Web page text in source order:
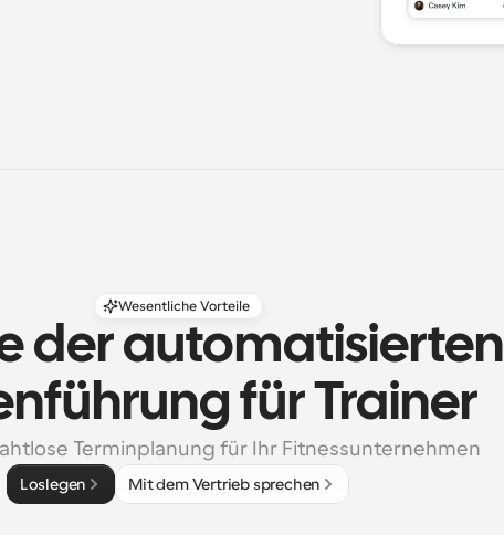
Wesentliche Vorteile
der automatisierten
für Trainer
Terminplanung für Ihr Fitnessunternehmen
Loslegen Mit dem Vertrieb sprechen